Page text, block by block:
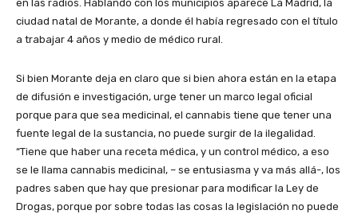
en las radios. Hablando con los municipios aparece La Madrid, la
ciudad natal de Morante, a donde él había regresado con el título
a trabajar 4 años y medio de médico rural.
Si bien Morante deja en claro que si bien ahora están en la etapa
de difusión e investigación, urge tener un marco legal oficial
porque para que sea medicinal, el cannabis tiene que tener una
fuente legal de la sustancia, no puede surgir de la ilegalidad.
“Tiene que haber una receta médica, y un control médico, a eso
se le llama cannabis medicinal, – se entusiasma y va más allá-, los
padres saben que hay que presionar para modificar la Ley de
Drogas, porque por sobre todas las cosas la legislación no puede